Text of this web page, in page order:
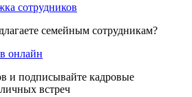
сотрудников
семейным сотрудникам?
онлайн
и подписывайте кадровые
встреч